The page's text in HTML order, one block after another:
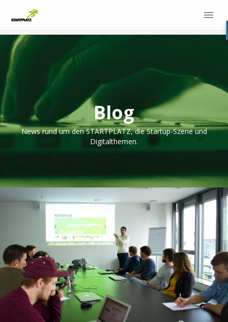
Blog
News rund um den STARTPLATZ, die Startup-Szene und
Digitalthemen.